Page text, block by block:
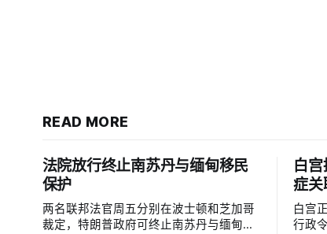
READ MORE
法院放行终止南苏丹与缅甸移民
保护
两名联邦法官周五分别在波士顿和芝加哥
裁定，特朗普政府可终止南苏丹与缅甸公
白
症关
白宫
行政